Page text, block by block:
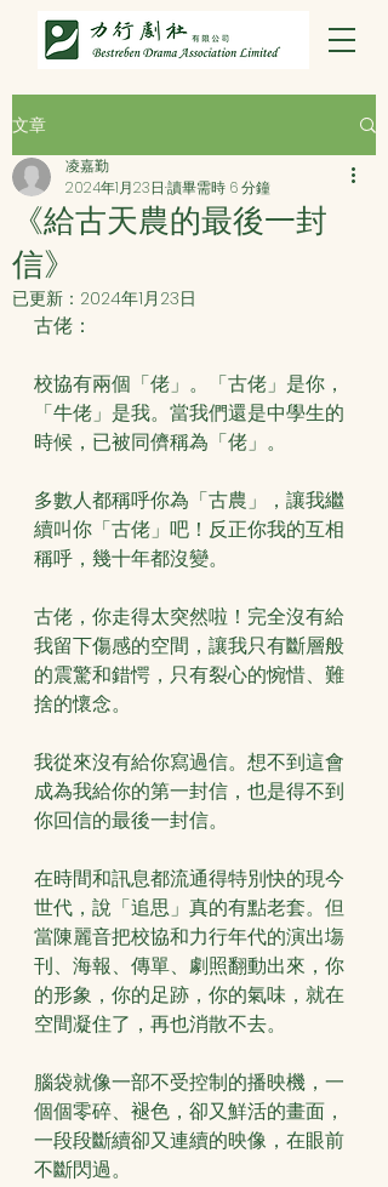
文章
《給古天農的最後一封
信》
凌嘉勤
2024年1月23日 讀畢需時 6 分鐘
已更新： 2024年1月23日
古佬：
校協有兩個「佬」。「古佬」是你，
「牛佬」是我。當我們還是中學生的
時候，已被同儕稱為「佬」。
多數人都稱呼你為「古農」，讓我繼
續叫你「古佬」吧！反正你我的互相
稱呼，幾十年都沒變。
古佬，你走得太突然啦！完全沒有給
我留下傷感的空間，讓我只有斷層般
的震驚和錯愕，只有裂心的惋惜、難
捨的懷念。
我從來沒有給你寫過信。想不到這會
成為我給你的第一封信，也是得不到
你回信的最後一封信。
在時間和訊息都流通得特別快的現今
世代，說「追思」真的有點老套。但
當陳麗音把校協和力行年代的演出塲
刊、海報、傳單、劇照翻動出來，你
的形象，你的足跡，你的氣味，就在
空間凝住了，再也消散不去。
腦袋就像一部不受控制的播映機，一
個個零碎、褪色，卻又鮮活的畫面，
一段段斷續卻又連續的映像，在眼前
不斷閃過。